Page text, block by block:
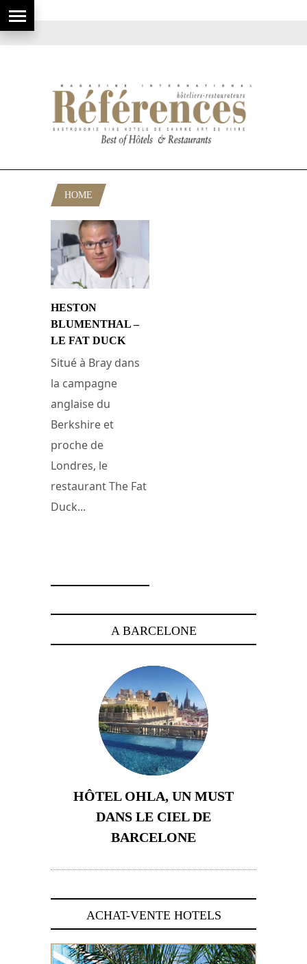
HOME
HESTON
BLUMENTHAL –
LE FAT DUCK
Situé à Bray dans
la campagne
anglaise du
Berkshire et
proche de
Londres, le
restaurant The Fat
Duck...
A BARCELONE
HÔTEL OHLA, UN MUST
DANS LE CIEL DE
BARCELONE
ACHAT-VENTE HOTELS